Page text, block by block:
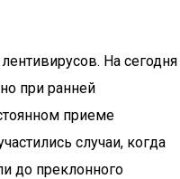
На сегодня
при ранней
приеме
случаи, когда
до преклонного